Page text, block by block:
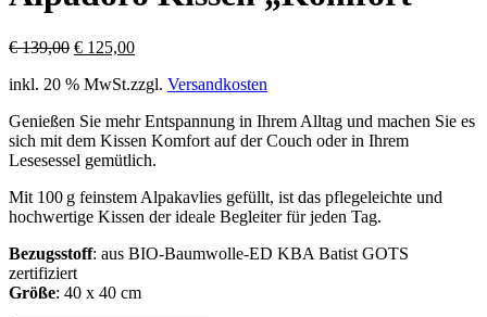
€139,00 Ursprünglicher
war:
€ 125,00Aktueller
ist:
inkl. 20 % MwSt.zzgl. Versandkosten
Genießen Sie mehr Entspannung in Ihrem Alltag und machen Sie es
sich mit dem Kissen Komfort auf der Couch oder in Ihrem
Lesesessel gemütlich.
Mit 100 g feinstem Alpakavlies gefüllt, ist das pflegeleichte und
hochwertige Kissen der ideale Begleiter für jeden Tag.
Bezugsstoff: aus BIO-Baumwolle-ED KBA Batist GOTS
zertifiziert
Größe: 40 x 40 cm